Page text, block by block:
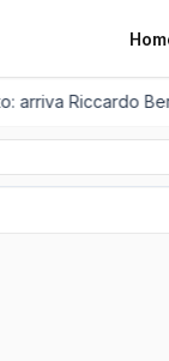
Riccardo